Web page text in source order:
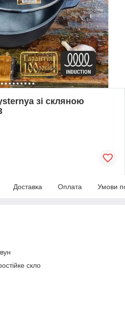
зі скляною
Доставка Оплата Умови
скло